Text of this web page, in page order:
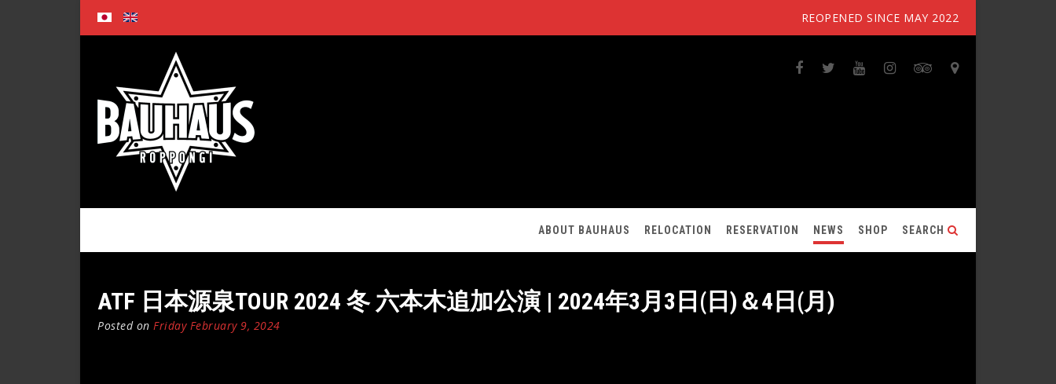
REOPENED SINCE MAY 2022
ABOUT BAUHAUS RELOCATION RESERVATION NEWS SHOP SEARCH
ATF 日本源泉TOUR 2024 冬 六本木追加公演 | 2024年3月3日(日)＆4日(月)
Posted on Friday February 9, 2024